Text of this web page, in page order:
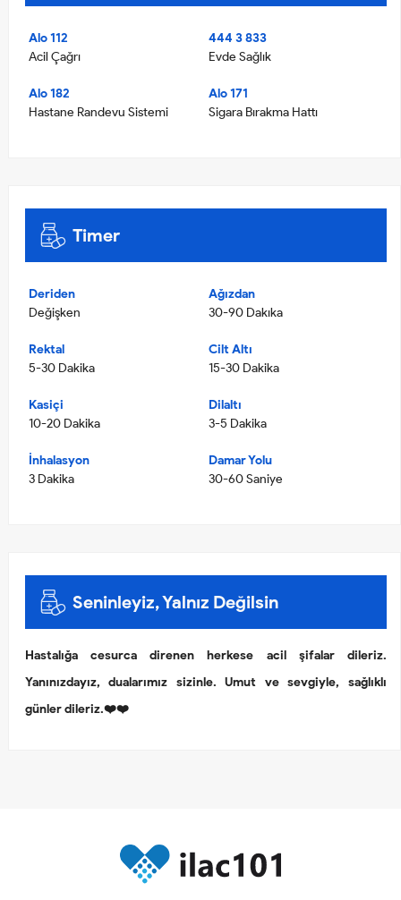
Alo 112
Acil Çağrı
444 3 833
Evde Sağlık
Alo 182
Hastane Randevu Sistemi
Alo 171
Sigara Bırakma Hattı
Timer
Deriden
Değişken
Ağızdan
30-90 Dakıka
Rektal
5-30 Dakika
Cilt Altı
15-30 Dakika
Kasiçi
10-20 Dakika
Dilaltı
3-5 Dakika
İnhalasyon
3 Dakika
Damar Yolu
30-60 Saniye
Seninleyiz, Yalnız Değilsin
Hastalığa cesurca direnen herkese acil şifalar dileriz.
Yanınızdayız, dualarımız sizinle. Umut ve sevgiyle, sağlıklı
günler dileriz.❤️❤️